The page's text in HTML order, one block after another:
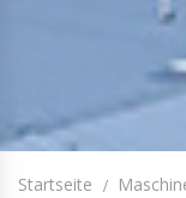
Startseite